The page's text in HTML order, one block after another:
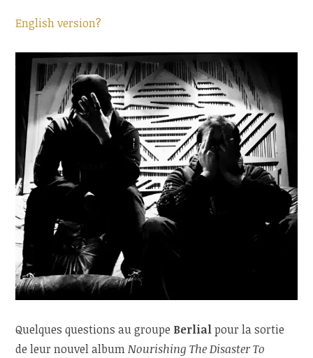
English version?
Quelques questions au groupe Berlialpour la sortie
de leur nouvel albumNourishing The Disaster To